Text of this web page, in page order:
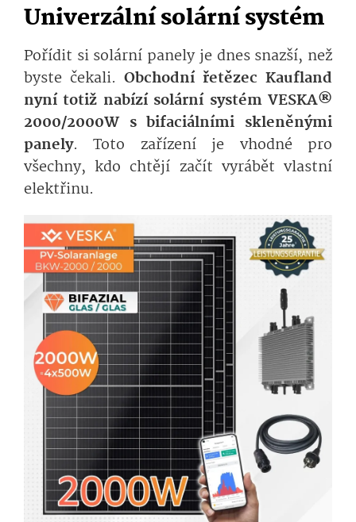
Univerzální solární systém
Pořídit si solární panely je dnes snazší, než
byste čekali. Obchodní řetězec Kaufland
nyní totiž nabízí solární systém VESKA®
2000/2000W s bifaciálními skleněnými
panely. Toto zařízení je vhodné pro
všechny, kdo chtějí začít vyrábět vlastní
elektřinu.